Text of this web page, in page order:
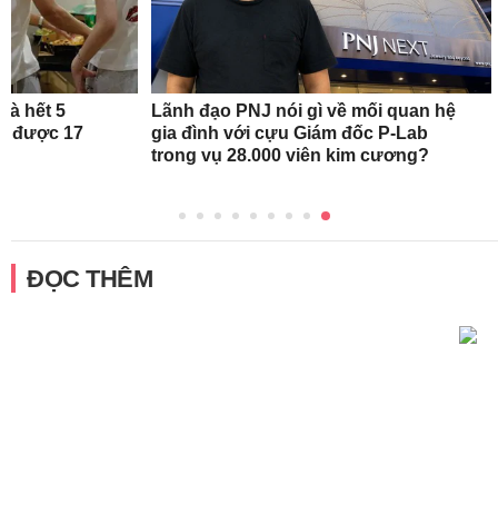
hết 5
được 17
Lãnh đạo PNJ nói gì về mối quan hệ
gia đình với cựu Giám đốc P-Lab
trong vụ 28.000 viên kim cương?
ĐỌC THÊM